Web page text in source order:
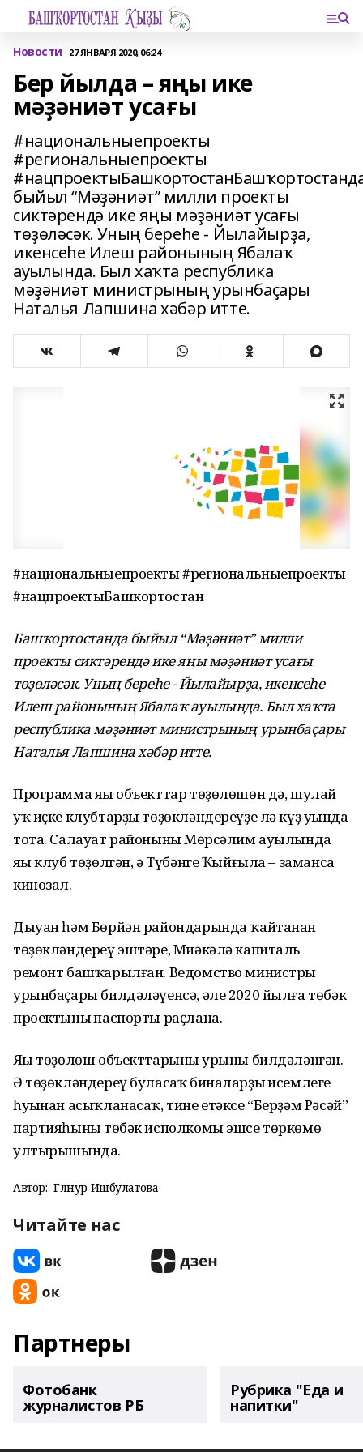
Новости 27 ЯНВАРЯ 2020, 06:24
Бер йылда – яңы ике
мәҙәниәт усағы
#национальныепроекты
#региональныепроекты
быйыл “Мәҙәниәт” милли проекты
сиктәрендә ике яңы мәҙәниәт усағы
төҙөләсәк. Уның береһе - Йылайырҙа,
икенсеһе Илеш районының Ябалаҡ
ауылында. Был хаҡта республика
мәҙәниәт министрының урынбаҫары
Наталья Лапшина хәбәр итте.
#национальныепроекты #региональныепроекты
#нацпроектыБашкортостан
Башҡортостанда быйыл “Мәҙәниәт” милли
проекты сиктәрендә ике яңы мәҙәниәт усағы
төҙөләсәк. Уның береһе - Йылайырҙа, икенсеһе
Илеш районының Ябалаҡ ауылында. Был хаҡта
республика мәҙәниәт министрының урынбаҫары
Наталья Лапшина хәбәр итте.
Программа яңы объекттар төҙөлөшөн дә, шулай
уҡ иҫке клубтарҙы төҙөкләндереүҙе лә күҙ уңында
тота. Салауат районының Мөрсәлим ауылында
яңы клуб төҙөлгән, ә Түбәнге Ҡыйғыла – заманса
кинозал.
Дыуан һәм Бөрйән райондарында ҡайтанан
төҙөкләндереү эштәре, Миәкәлә капиталь
ремонт башҡарылған. Ведомство министры
урынбаҫары билдәләүенсә, әле 2020 йылға төбәк
проектының паспорты раҫлана.
Яңы төҙөлөш объекттарының урыны билдәләнгән.
Ә төҙөкләндереү буласаҡ биналарҙың исемлеге
һуңынан асыҡланасаҡ, тине етәксе “Берҙәм Рәсәй”
партияһының төбәк исполкомы эшсе төркөмө
ултырышында.
Автор: Гөлнур Ишбулатова
Читайте нас
Партнеры
Фотобанк
журналистов РБ
Рубрика "Еда и
напитки"